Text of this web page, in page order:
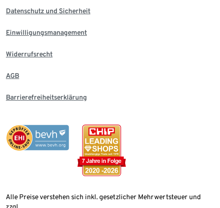
Datenschutz und Sicherheit
Einwilligungsmanagement
Widerrufsrecht
AGB
Barrierefreiheitserklärung
Alle Preise verstehen sich inkl. gesetzlicher Mehrwertsteuer und